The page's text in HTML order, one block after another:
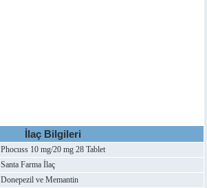
İlaç Bilgileri
Phocuss 10 mg/20 mg 28 Tablet
Santa Farma İlaç
Donepezil ve Memantin